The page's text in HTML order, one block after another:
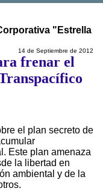
"Estrella
14 de Septiembre de 2012
frenar el
el plan secreto de
Este plan amenaza
la libertad en
ambiental y de la